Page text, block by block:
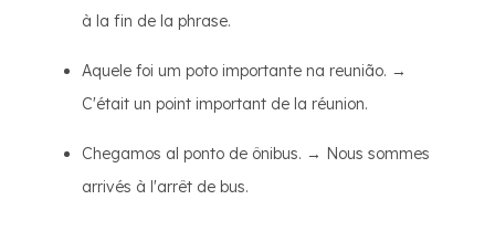
à la fin de la phrase.
Aquele foi um poto importante na reunião. →
C'était un point important de la réunion.
Chegamos al ponto de ônibus. → Nous sommes
arrivés à l'arrêt de bus.